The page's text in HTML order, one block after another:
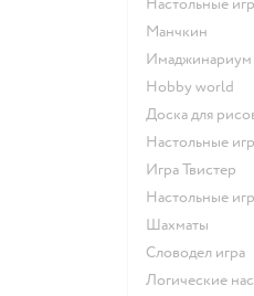
Настольные
Манчкин
Имаджинариум
Hobby world
Доска для
Настольные
Игра Твистер
Настольные
Шахматы
Словодел игра
Логические